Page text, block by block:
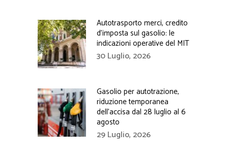
Autotrasporto merci, credito
d’imposta sul gasolio: le
indicazioni operative del MIT
30 Luglio, 2026
Gasolio per autotrazione,
riduzione temporanea
dell’accisa dal 28 luglio al 6
agosto
29 Luglio, 2026